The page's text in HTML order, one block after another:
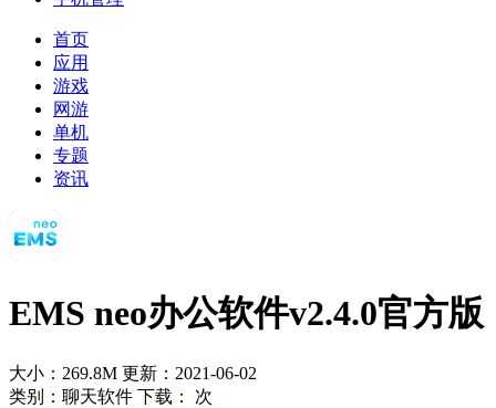
首页
应用
游戏
网游
单机
专题
资讯
EMS neo办公软件v2.4.0官方版
大小：269.8M 更新：2021-06-02
类别：聊天软件 下载：
次